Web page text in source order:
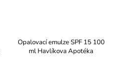
Opalovací emulze SPF 15 100
ml Havlíkova Apotéka